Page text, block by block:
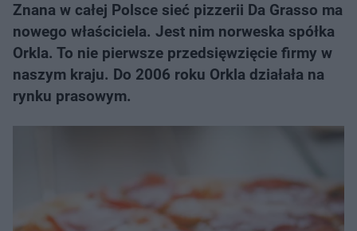
Znana w całej Polsce sieć pizzerii Da Grasso ma
nowego właściciela. Jest nim norweska spółka
Orkla. To nie pierwsze przedsięwzięcie firmy w
naszym kraju. Do 2006 roku Orkla działała na
rynku prasowym.